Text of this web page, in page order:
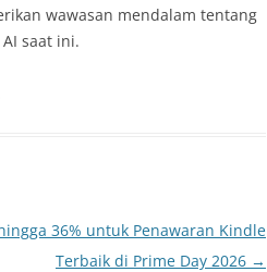
wawasan mendalam tentang
saat ini.
36% untuk Penawaran Kindle
Terbaik di Prime Day 2026 →